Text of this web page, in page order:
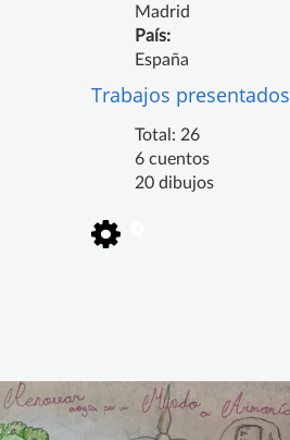
Madrid
País:
España
Trabajos presentados
Total: 26
6 cuentos
20 dibujos